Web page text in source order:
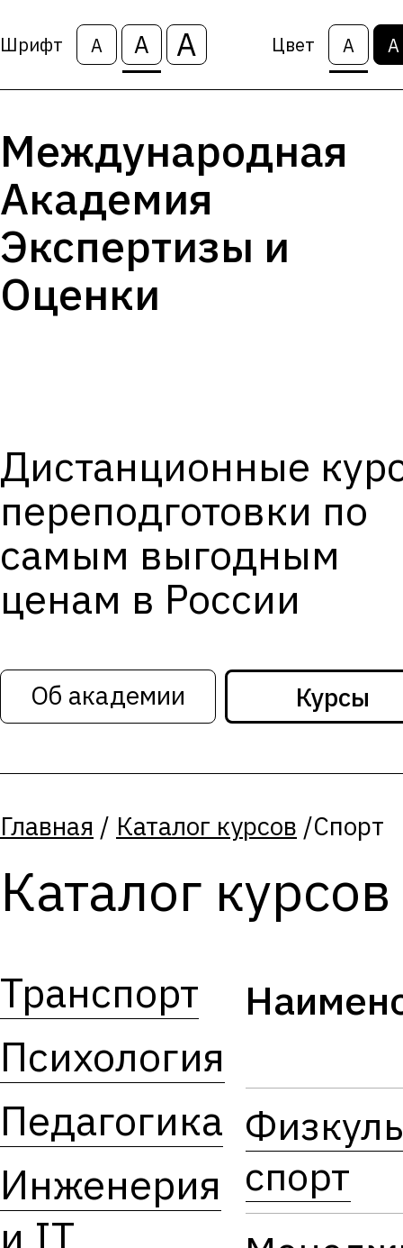
Шрифт А А А Цвет А А
Международная
Академия
Экспертизы и
Оценки
Дистанционные
переподготовки по
самым выгодным
ценам в России
Об академии Курсы
Главная / Каталог курсов /Спорт
Каталог курсов
Транспорт
Психология
Педагогика
Инженерия
и IT
спорт